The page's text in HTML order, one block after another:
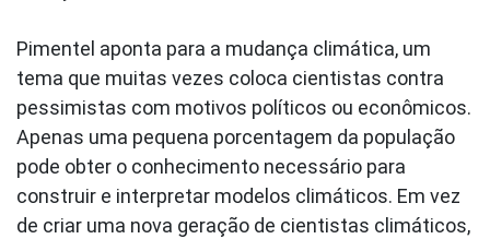
Pimentel aponta para a mudança climática, um
tema que muitas vezes coloca cientistas contra
pessimistas com motivos políticos ou econômicos.
Apenas uma pequena porcentagem da população
pode obter o conhecimento necessário para
construir e interpretar modelos climáticos. Em vez
de criar uma nova geração de cientistas climáticos,